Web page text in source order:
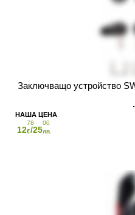
Заключващо устройство
12
78
€/25
00
лв.